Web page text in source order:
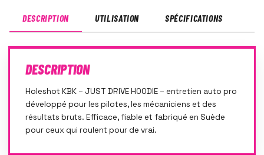
DESCRIPTION UTILISATION SPÉCIFICATIONS
DESCRIPTION
Holeshot KBK – JUST DRIVE HOODIE – entretien auto pro
développé pour les pilotes, les mécaniciens et des
résultats bruts. Efficace, fiable et fabriqué en Suède
pour ceux qui roulent pour de vrai.